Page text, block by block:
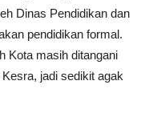
Dinas Pendidikan dan
pendidikan formal.
Kota masih ditangani
jadi sedikit agak